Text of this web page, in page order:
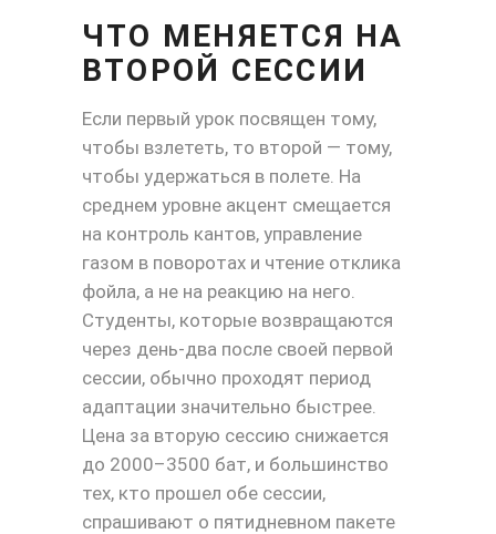
ЧТО МЕНЯЕТСЯ НА
ВТОРОЙ СЕССИИ
Если первый урок посвящен тому,
чтобы взлететь, то второй — тому,
чтобы удержаться в полете. На
среднем уровне акцент смещается
на контроль кантов, управление
газом в поворотах и чтение отклика
фойла, а не на реакцию на него.
Студенты, которые возвращаются
через день-два после своей первой
сессии, обычно проходят период
адаптации значительно быстрее.
Цена за вторую сессию снижается
до 2000–3500 бат, и большинство
тех, кто прошел обе сессии,
спрашивают о пятидневном пакете